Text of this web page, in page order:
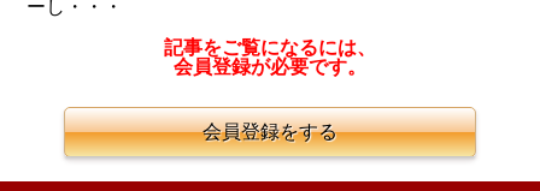
ーし・・・
記事をご覧になるには、
会員登録が必要です。
会員登録をする